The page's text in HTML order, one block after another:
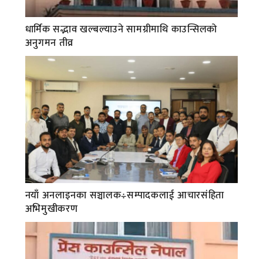
धार्मिक सद्भाव खल्बल्याउने सामग्रीमाथि काउन्सिलको
अनुगमन तीव्र
नयाँ अनलाइनका सञ्चालक÷सम्पादकलाई आचारसंहिता
अभिमुखीकरण